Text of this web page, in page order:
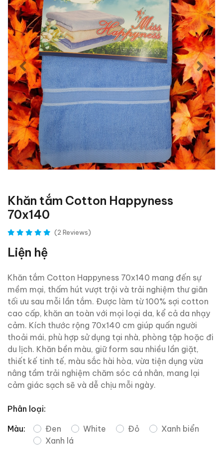
Khăn tắm Cotton Happyness
70x140
(2 Reviews)
Liện hệ
Khăn tắm Cotton Happyness 70x140 mang đến sự
mềm mại, thấm hút vượt trội và trải nghiệm thư giãn
tối ưu sau mỗi lần tắm. Được làm từ 100% sợi cotton
cao cấp, khăn an toàn với mọi loại da, kể cả da nhạy
cảm. Kích thước rộng 70x140 cm giúp quấn người
thoải mái, phù hợp sử dụng tại nhà, phòng tập hoặc đi
du lịch. Khăn bền màu, giữ form sau nhiều lần giặt,
thiết kế tinh tế, màu sắc hài hòa, vừa tiện dụng vừa
nâng tầm trải nghiệm chăm sóc cá nhân, mang lại
cảm giác sạch sẽ và dễ chịu mỗi ngày.
Phân loại:
Màu:
Đen White Đỏ
Xanh biển
Xanh lá